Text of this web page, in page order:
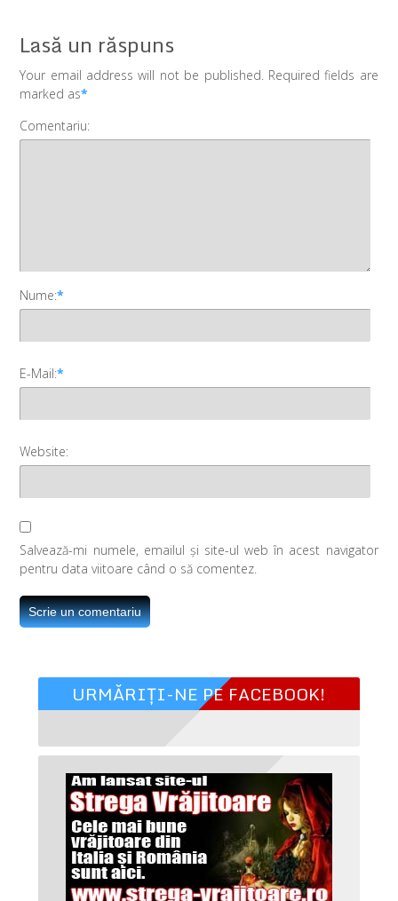
Lasă un răspuns
Your email address will not be published. Required fields are
marked as*
Comentariu:
Nume:*
E-Mail:*
Website:
Salvează-mi numele, emailul și site-ul web în acest navigator
pentru data viitoare când o să comentez.
URMĂRIȚI-NE PE FACEBOOK!